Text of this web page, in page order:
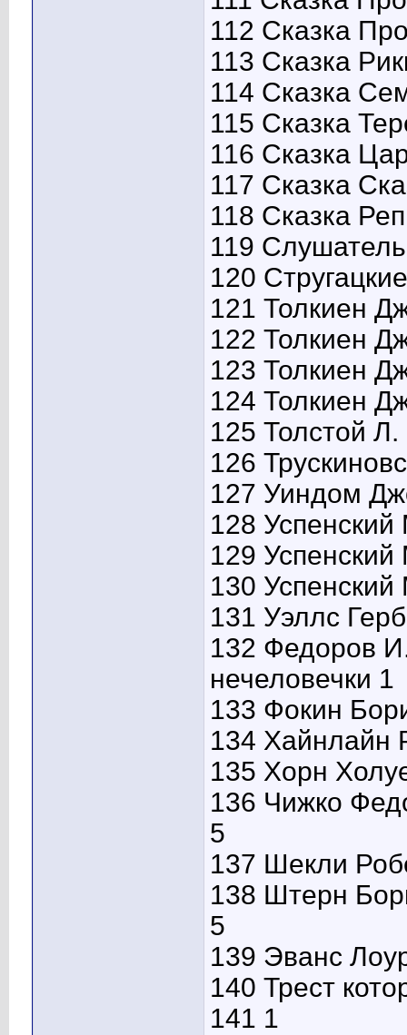
112 Сказка
113 Сказка
114 Сказка
115 Сказка
116 Сказка
117 Сказка
118 Сказка
119
120
121 Толкиен
122 Толкиен
123 Толкиен
124 Толкиен
125 Толстой
126
127 Уиндом
128
129
130
131 Уэллс
132 Федоров
нечеловечки 1
133 Фокин
134 Хайнлайн
135 Хорн
136 Чижко
5
137 Шекли
138 Штерн
5
139 Эванс
140 Трест
141 1